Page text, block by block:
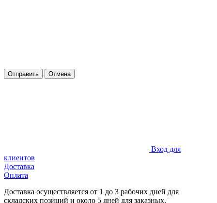
Отправить Отмена
Вход для
клиентов
Доставка
Оплата
Доставка осуществляется от 1 до 3 рабочих дней для
складских позиций и около 5 дней для заказных.